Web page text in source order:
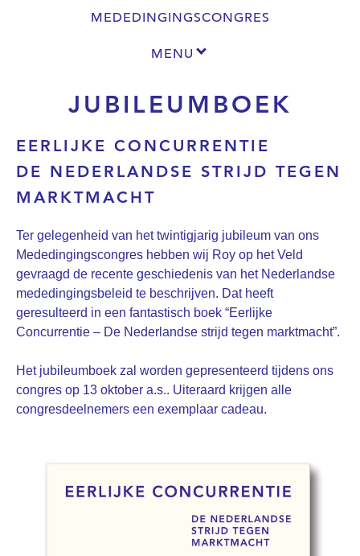
MEDEDINGINGSCONGRES
MENU
JUBILEUMBOEK
EERLIJKE CONCURRENTIE
DE NEDERLANDSE STRIJD TEGEN
MARKTMACHT
Ter gelegenheid van het twintigjarig jubileum van ons
Mededingingscongres hebben wij Roy op het Veld
gevraagd de recente geschiedenis van het Nederlandse
mededingingsbeleid te beschrijven. Dat heeft
geresulteerd in een fantastisch boek “Eerlijke
Concurrentie – De Nederlandse strijd tegen marktmacht”.
Het jubileumboek zal worden gepresenteerd tijdens ons
congres op 13 oktober a.s.. Uiteraard krijgen alle
congresdeelnemers een exemplaar cadeau.